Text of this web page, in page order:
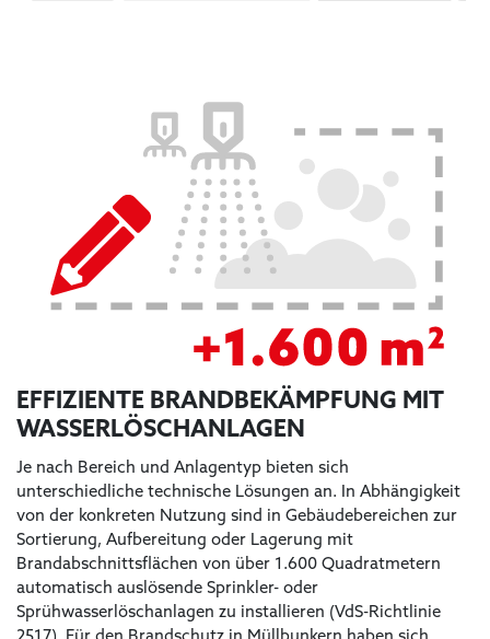
EFFIZIENTE BRANDBEKÄMPFUNG MIT
WASSERLÖSCHANLAGEN
Je nach Bereich und Anlagentyp bieten sich
unterschiedliche technische Lösungen an. In Abhängigkeit
von der konkreten Nutzung sind in Gebäudebereichen zur
Sortierung, Aufbereitung oder Lagerung mit
Brandabschnittsflächen von über 1.600 Quadratmetern
automatisch auslösende Sprinkler- oder
Sprühwasserlöschanlagen zu installieren (VdS-Richtlinie